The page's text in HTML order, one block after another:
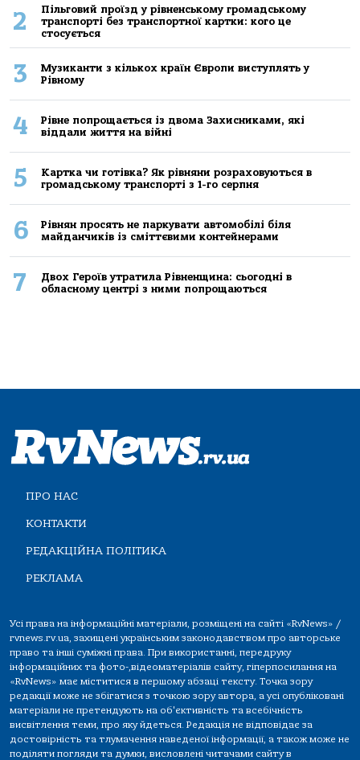
2
Пільговий проїзд у рівненському громадському
транспорті без транспортної картки: кого це
стосується
3
Музиканти з кількох країн Європи виступлять у
Рівному
4
Рівне попрощається із двома Захисниками, які
віддали життя на війні
5
Картка чи готівка? Як рівняни розраховуються в
громадському транспорті з 1-го серпня
6
Рівнян просять не паркувати автомобілі біля
майданчиків із сміттєвими контейнерами
7
Двох Героїв утратила Рівненщина: сьогодні в
обласному центрі з ними попрощаються
ПРО НАС
КОНТАКТИ
РЕДАКЦІЙНА ПОЛІТИКА
РЕКЛАМА
Усі права на інформаційні матеріали, розміщені на сайті «RvNews» /
rvnews.rv.ua, захищені українським законодавством про авторське
право та інші суміжні права. При використанні, передруку
інформаційних та фото-,відеоматеріалів сайту, гіперпосилання на
«RvNews» має міститися в першому абзаці тексту. Точка зору
редакції може не збігатися з точкою зору автора, а усі опубліковані
матеріали не претендують на об'єктивність та всебічність
висвітлення теми, про яку йдеться. Редакція не відповідає за
достовірність та тлумачення наведеної інформації, а також може не
поділяти погляди та думки, висловлені читачами сайту в